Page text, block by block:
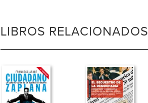
LIBROS RELACIONADOS